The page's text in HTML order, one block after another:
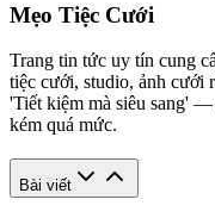
Mẹo Tiệc Cưới
Trang tin tức uy tín cung
tiệc cưới, studio, ảnh cưới
'Tiết kiệm mà siêu sang'
kém quá mức.
Bài viết